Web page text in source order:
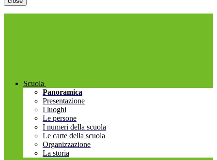
Scuola
Panoramica
Presentazione
I luoghi
Le persone
I numeri della scuola
Le carte della scuola
Organizzazione
La storia